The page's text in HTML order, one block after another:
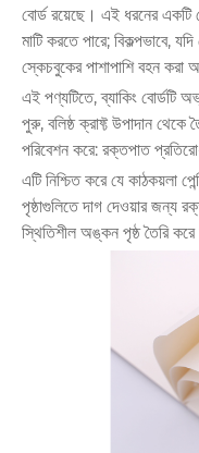
বোর্ড রয়েছে। এই ধরনের একটি
মাটি করতে পারে; বিকল্পভাবে,
স্কেচবুকের পাশাপাশি বহন করা
এই পণ্যটিতে, ব্যাকিং বোর্ডটি
পুরু, বলিষ্ঠ ক্রাফ্ট উপাদান
পরিবেশন করে: রক্তপাত
এটি নিশ্চিত করে যে কাঠকয়লা
পৃষ্ঠাগুলিতে দাগ দেওয়ার জন্য
স্থিতিশীল অঙ্কন পৃষ্ঠ তৈরি